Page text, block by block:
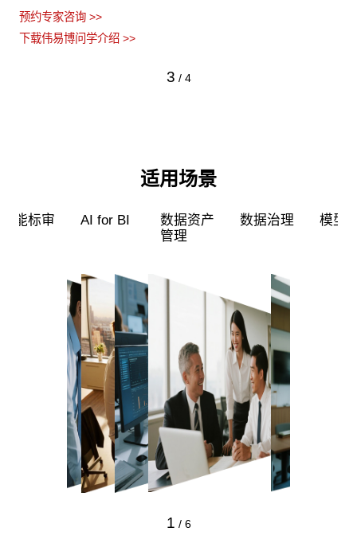
预约专家咨询 >>
下载伟易博问学介绍 >>
4 / 4
适用场景
超级员工 智能标审 AI for BI
数据资产
1 / 6